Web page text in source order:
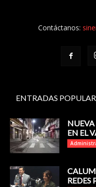
Contáctanos:
ENTRADAS
EN EL
REDES